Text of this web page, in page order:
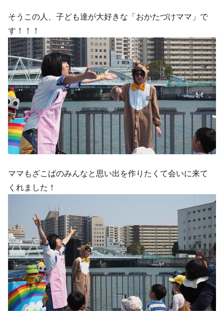
そうこの人、子ども達が大好きな「おかたづけママ」で
す！！！
ママもざこばのみんなと思い出を作りたくて会いに来て
くれました！